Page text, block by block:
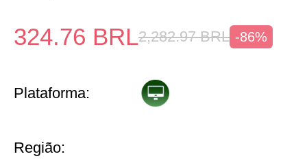
324.76 BRL2,282.97 BRL -86%
Plataforma:
Região: